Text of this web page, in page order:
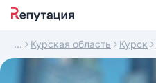
Курская область Курск